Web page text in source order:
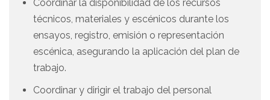
Coordinar la disponibilidad de los recursos
técnicos, materiales y escénicos durante los
ensayos, registro, emisión o representación
escénica, asegurando la aplicación del plan de
trabajo.
Coordinar y dirigir el trabajo del personal